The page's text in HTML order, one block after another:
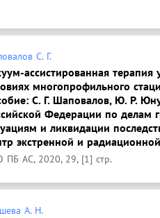
С. Г.
ассистированная
многопрофильного
С. Г. Шаповалов, Ю. Р.
Федерации по делам
и ликвидации
экстренной и
ПБ АС, 2020, 29, [1] стр.
А. Н.